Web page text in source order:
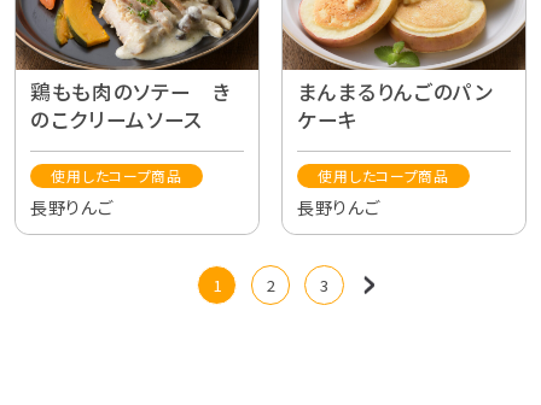
鶏もも肉のソテー き
のこクリームソース
使用したコープ商品
長野りんご
まんまるりんごのパン
ケーキ
使用したコープ商品
長野りんご
1 2 3